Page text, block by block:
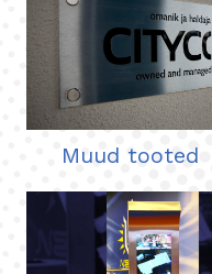
Muud tooted